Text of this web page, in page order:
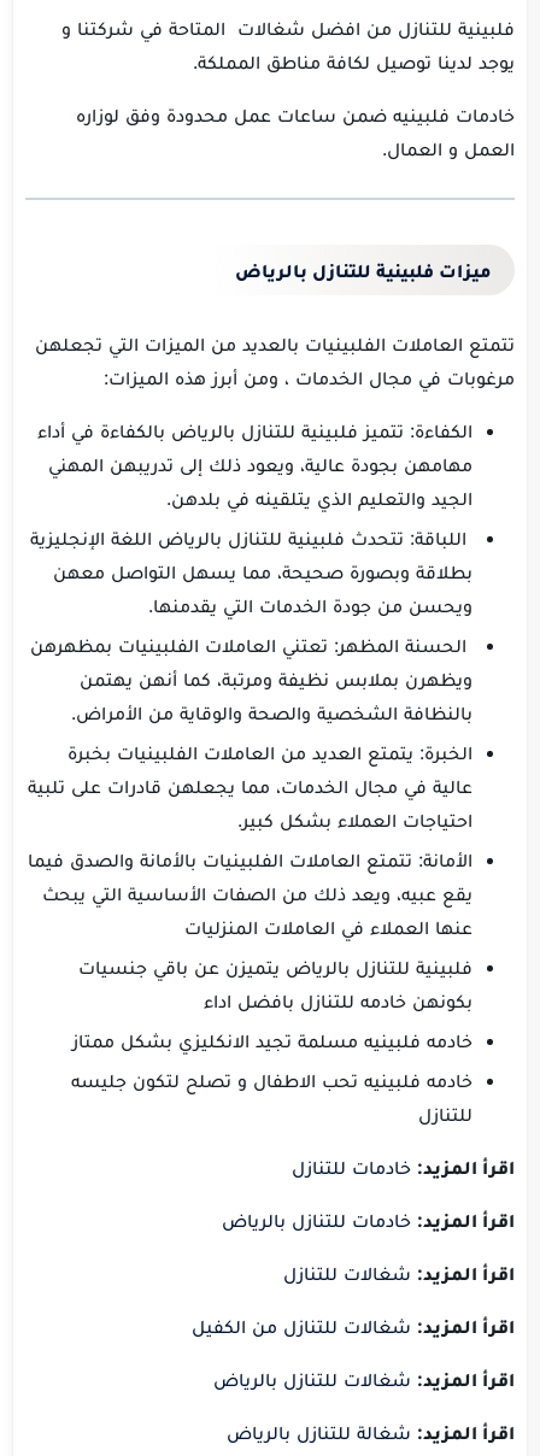
فلبينية للتنازل من افضل شغالات المتاحة في شركتنا و
يوجد لدينا توصيل لكافة مناطق المملكة.
خادمات فلبينيه ضمن ساعات عمل محدودة وفق لوزاره
العمل و العمال.
ميزات فلبينية للتنازل بالرياض
تتمتع العاملات الفلبينيات بالعديد من الميزات التي تجعلهن
مرغوبات في مجال الخدمات ، ومن أبرز هذه الميزات:
الكفاءة: تتميز فلبينية للتنازل بالرياض بالكفاءة في أداء
مهامهن بجودة عالية، ويعود ذلك إلى تدريبهن المهني
الجيد والتعليم الذي يتلقينه في بلدهن.
اللباقة: تتحدث فلبينية للتنازل بالرياض اللغة الإنجليزية
بطلاقة وبصورة صحيحة، مما يسهل التواصل معهن
ويحسن من جودة الخدمات التي يقدمنها.
الحسنة المظهر: تعتني العاملات الفلبينيات بمظهرهن
ويظهرن بملابس نظيفة ومرتبة، كما أنهن يهتمن
بالنظافة الشخصية والصحة والوقاية من الأمراض.
الخبرة: يتمتع العديد من العاملات الفلبينيات بخبرة
عالية في مجال الخدمات، مما يجعلهن قادرات على تلبية
احتياجات العملاء بشكل كبير.
الأمانة: تتمتع العاملات الفلبينيات بالأمانة والصدق فيما
يقع عبيه، ويعد ذلك من الصفات الأساسية التي يبحث
عنها العملاء في العاملات المنزليات
فلبينية للتنازل بالرياض يتميزن عن باقي جنسيات
بكونهن خادمه للتنازل بافضل اداء
خادمه فلبينيه مسلمة تجيد الانكليزي بشكل ممتاز
خادمه فلبينيه تحب الاطفال و تصلح لتكون جليسه
للتنازل
اقرأ المزيد: خادمات للتنازل
اقرأ المزيد: خادمات للتنازل بالرياض
اقرأ المزيد: شغالات للتنازل
اقرأ المزيد: شغالات للتنازل من الكفيل
اقرأ المزيد: شغالات للتنازل بالرياض
اقرأ المزيد: شغالة للتنازل بالرياض